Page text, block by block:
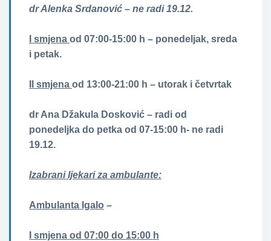
dr Alenka Srdanović – ne radi 19.12.
I smjena od 07:00-15:00 h – ponedeljak, sreda
i petak.
II smjena od 13:00-21:00 h – utorak i četvrtak
dr Ana Džakula Dosković – radi od
ponedeljka do petka od 07-15:00 h- ne radi
19.12.
Izabrani ljekari za ambulante:
Ambulanta Igalo –
I smjena od 07:00 do 15:00 h